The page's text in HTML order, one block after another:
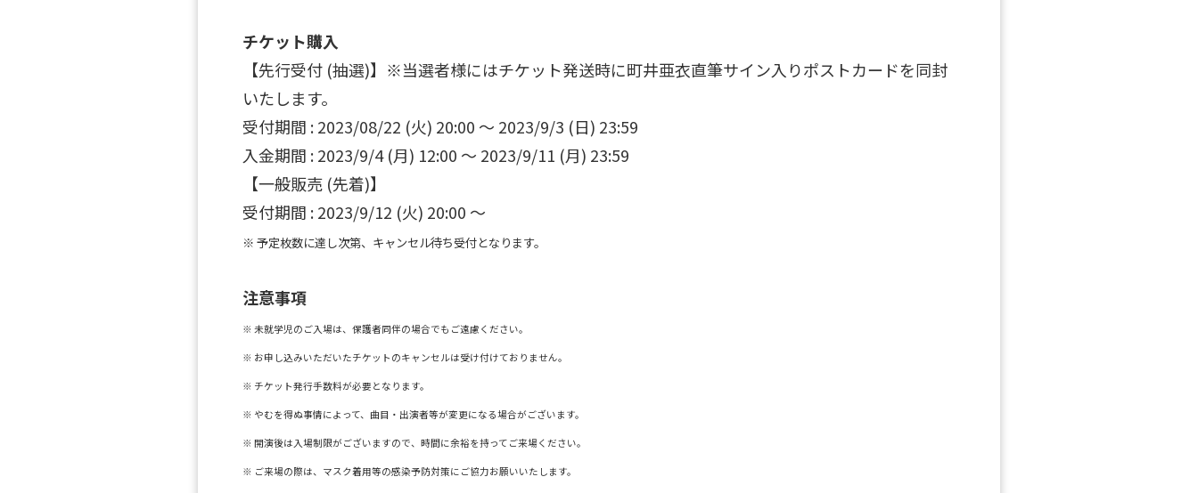
チケット購入
【先行受付 (抽選)】※当選者様にはチケット発送時に町井亜衣直筆サイン入りポストカードを同封
いたします。
受付期間 : 2023/08/22 (火) 20:00 ～ 2023/9/3 (日) 23:59
入金期間 : 2023/9/4 (月) 12:00 ～ 2023/9/11 (月) 23:59
【一般販売 (先着)】
受付期間 : 2023/9/12 (火) 20:00 ～
※ 予定枚数に達し次第、キャンセル待ち受付となります。
注意事項
※ 未就学児のご入場は、保護者同伴の場合でもご遠慮ください。
※ お申し込みいただいたチケットのキャンセルは受け付けておりません。
※ チケット発行手数料が必要となります。
※ やむを得ぬ事情によって、曲目・出演者等が変更になる場合がございます。
※ 開演後は入場制限がございますので、時間に余裕を持ってご来場ください。
※ ご来場の際は、マスク着用等の感染予防対策にご協力お願いいたします。